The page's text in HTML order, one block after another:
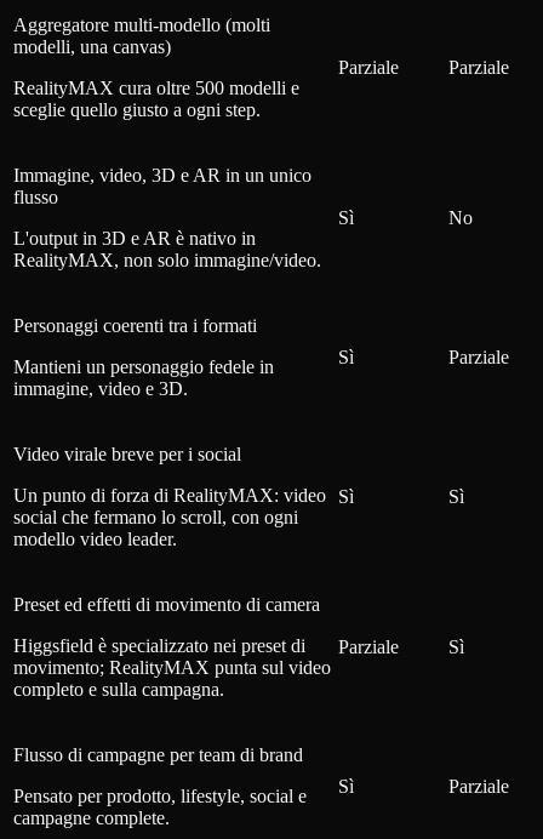
Aggregatore multi-modello (molti
modelli, una canvas)
RealityMAX cura oltre 500 modelli e
sceglie quello giusto a ogni step.
Parziale Parziale
Immagine, video, 3D e AR in un unico
flusso
L'output in 3D e AR è nativo in
RealityMAX, non solo immagine/video.
Sì No
Personaggi coerenti tra i formati
Mantieni un personaggio fedele in
immagine, video e 3D.
Sì Parziale
Video virale breve per i social
Un punto di forza di RealityMAX: video
social che fermano lo scroll, con ogni
modello video leader.
Sì Sì
Preset ed effetti di movimento di camera
Higgsfield è specializzato nei preset di
movimento; RealityMAX punta sul video
completo e sulla campagna.
Parziale Sì
Flusso di campagne per team di brand
Pensato per prodotto, lifestyle, social e
campagne complete.
Sì Parziale